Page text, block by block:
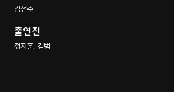
김선수
출연진
정지훈, 김범